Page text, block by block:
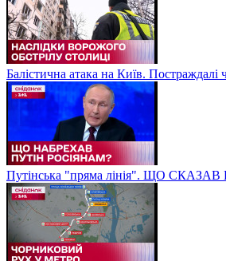
Балістична атака на Київ.
Путінська "пряма лінія". ЩО